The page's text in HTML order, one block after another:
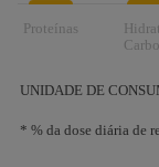
Proteínas
UNIDADE DE
* % da dose diária de